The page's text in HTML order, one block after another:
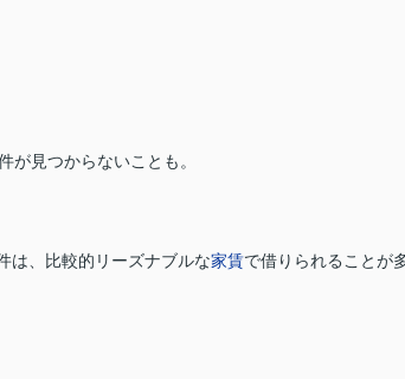
見つからないことも。
は、比較的リーズナブルな家賃で借りられることが